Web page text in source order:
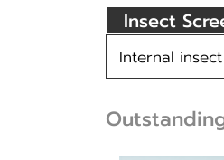
Insect
Internal